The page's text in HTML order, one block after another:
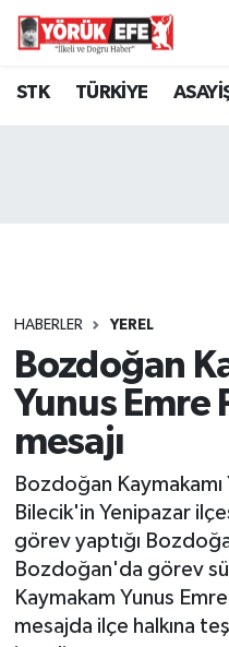
STK TÜRKİYE
HABERLER YEREL
Bozdoğan
Yunus
mesajı
Bozdoğan
Bilecik'in Yenipazar
görev yaptığı
Bozdoğan'da görev
Kaymakam Yunus
mesajda ilçe halkına
Aydın Nöbetçi
Tüm Manşetler
Son Dakika
Haber Arşivi